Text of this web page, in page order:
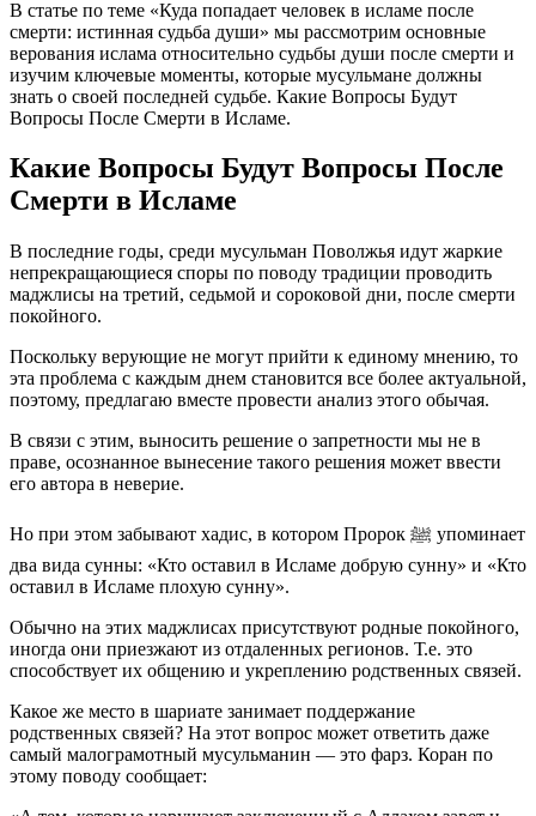
В статье по теме «Куда попадает человек в исламе после
смерти: истинная судьба души» мы рассмотрим основные
верования ислама относительно судьбы души после смерти и
изучим ключевые моменты, которые мусульмане должны
знать о своей последней судьбе. Какие Вопросы Будут
Вопросы После Смерти в Исламе.
Какие Вопросы Будут Вопросы После
Смерти в Исламе
В последние годы, среди мусульман Поволжья идут жаркие
непрекращающиеся споры по поводу традиции проводить
маджлисы на третий, седьмой и сороковой дни, после смерти
покойного.
Поскольку верующие не могут прийти к единому мнению, то
эта проблема с каждым днем становится все более актуальной,
поэтому, предлагаю вместе провести анализ этого обычая.
В связи с этим, выносить решение о запретности мы не в
праве, осознанное вынесение такого решения может ввести
его автора в неверие.
Но при этом забывают хадис, в котором Пророк ﷺ упоминает
два вида сунны: «Кто оставил в Исламе добрую сунну» и «Кто
оставил в Исламе плохую сунну».
Обычно на этих маджлисах присутствуют родные покойного,
иногда они приезжают из отдаленных регионов. Т.е. это
способствует их общению и укреплению родственных связей.
Какое же место в шариате занимает поддержание
родственных связей? На этот вопрос может ответить даже
самый малограмотный мусульманин — это фарз. Коран по
этому поводу сообщает: